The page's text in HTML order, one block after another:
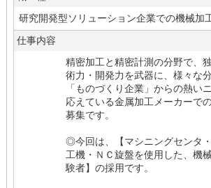
研究開発型ソリューション企業での機械加
仕事内容
精密加工と精密計測の分野で、
術力・開発力を武器に、様々な
「ものづくり企業」からの熱い
応えている金属加工メーカーで
募集です。
◎今回は、【マシニングセンタ
工機・ＮＣ旋盤を使用した、機
験者】の採用です。